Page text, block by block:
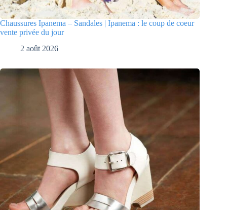
Chaussures Ipanema – Sandales | Ipanema : le coup de coeur
vente privée du jour
2 août 2026